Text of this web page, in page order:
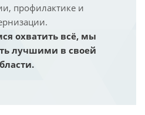
профилактике и
охватить всё, мы
лучшими в своей